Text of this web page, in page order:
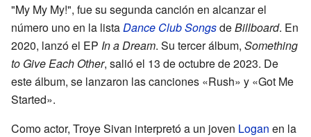
"My My My!", fue su segunda canción en alcanzar el
número uno en la listaDance Club SongsdeBillboard. En
2020, lanzó el EP In a Dream. Su tercer álbum, Something
to Give Each Other, salió el 13 de octubre de 2023. De
este álbum, se lanzaron las canciones «Rush» y «Got Me
Started».
Como actor, Troye Sivan interpretó a un joven Logan en la